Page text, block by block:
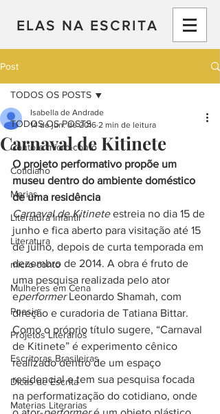
ELAS NA ESCRITA
Post
TODOS OS POSTS
Conto e micro-conto
Cotidiano
Marias
Literatura Infantil
Literatura
micro-conto
Mulheres em Cena
Poesia
Projetos Literarios
Escritoras Brasileiras
Dicas de Escrita
Materias Literarias
TODOS OS POSTS
Carnaval de Kitinete
Isabella de Andrade
14 de jun. de 2016 2 min de leitura
O projeto performativo propõe um
museu dentro do ambiente doméstico
de uma residência
Carnaval de Kitinete estreia no dia 15 de
junho e fica aberto para visitação até 15
de julho, depois de curta temporada em
dezembro de 2014. A obra é fruto de
uma pesquisa realizada pelo ator
eperformer Leonardo Shamah, com
direção e curadoria de Tatiana Bittar.
Como o próprio título sugere, “Carnaval
de Kitinete” é experimento cênico
realizado dentro de um espaço
residencial e tem sua pesquisa focada
na performatização do cotidiano, onde